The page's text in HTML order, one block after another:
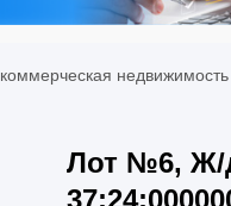
коммерческая недвижимость
Лот №6, Ж/